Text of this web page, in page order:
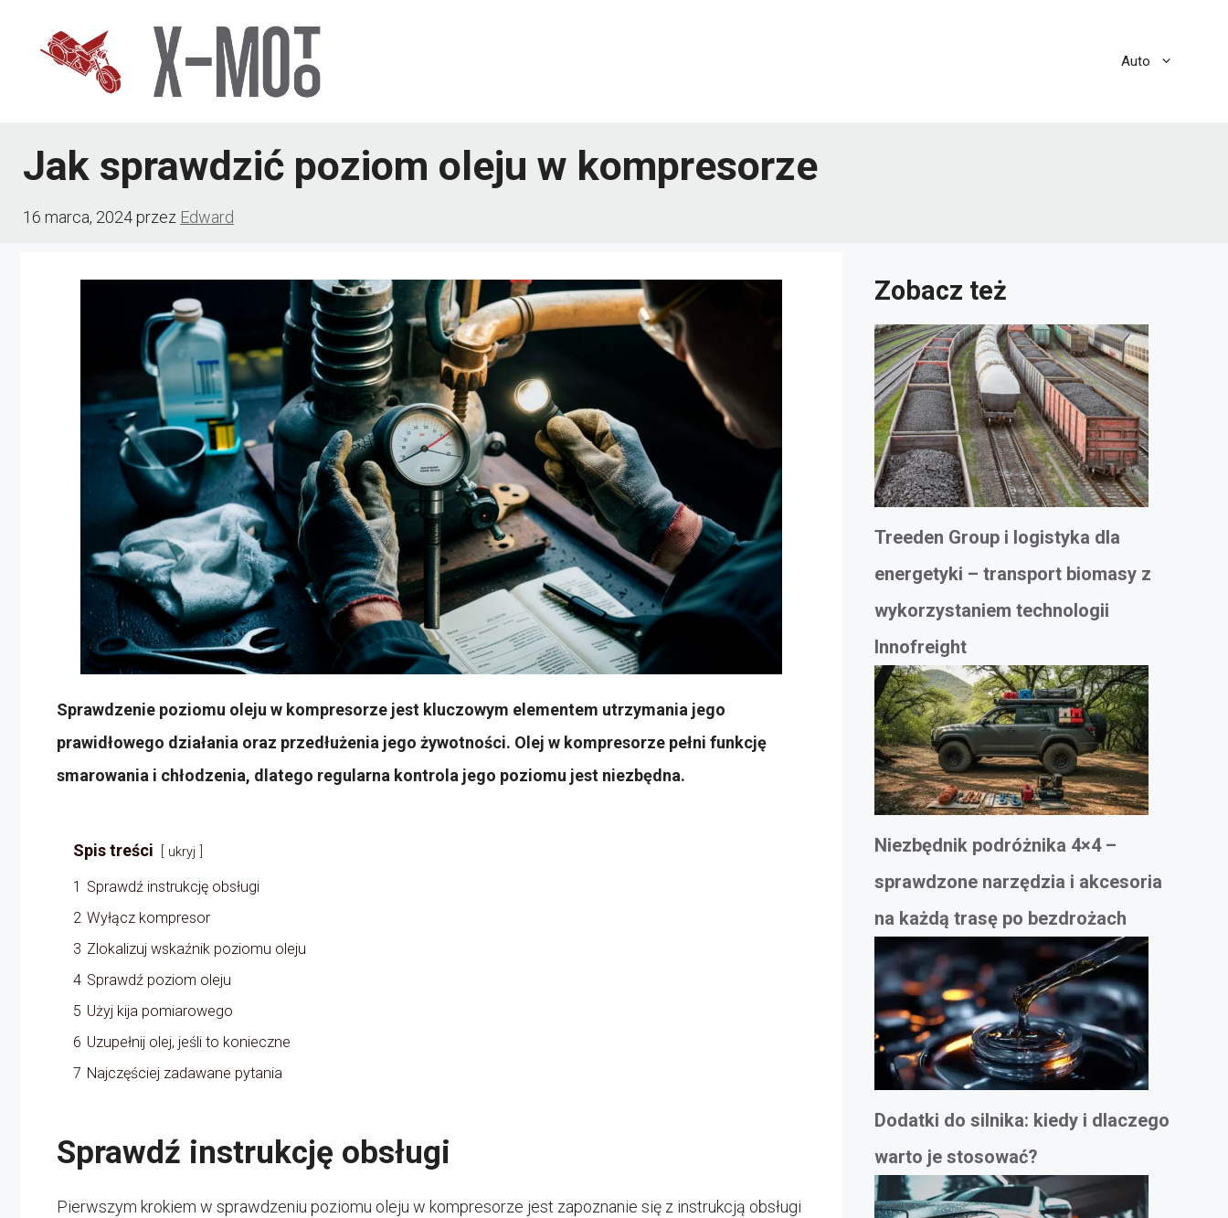
Auto
Jak sprawdzić poziom oleju w kompresorze
16 marca, 2024przez Edward
Sprawdzenie poziomu oleju w kompresorze jest kluczowym elementem utrzymania jego
prawidłowego działania oraz przedłużenia jego żywotności. Olej w kompresorze pełni funkcję
smarowania i chłodzenia, dlatego regularna kontrola jego poziomu jest niezbędna.
Spis treści ukryj
1 Sprawdź instrukcję obsługi
2 Wyłącz kompresor
3 Zlokalizuj wskaźnik poziomu oleju
4 Sprawdź poziom oleju
5 Użyj kija pomiarowego
6 Uzupełnij olej, jeśli to konieczne
7 Najczęściej zadawane pytania
Sprawdź instrukcję obsługi
Pierwszym krokiem w sprawdzeniu poziomu oleju w kompresorze jest zapoznanie się z instrukcją obsługi
Zobacz też
Treeden Group i logistyka dla
energetyki – transport biomasy z
wykorzystaniem technologii
Innofreight
Niezbędnik podróżnika 4×4 –
sprawdzone narzędzia i akcesoria
na każdą trasę po bezdrożach
Dodatki do silnika: kiedy i dlaczego
warto je stosować?